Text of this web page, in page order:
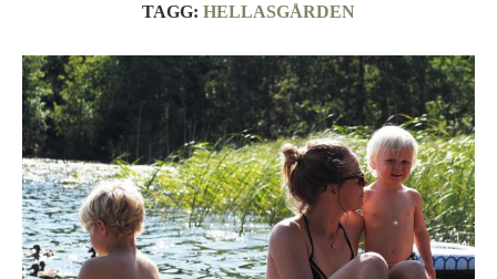
TAGG: HELLASGÅRDEN